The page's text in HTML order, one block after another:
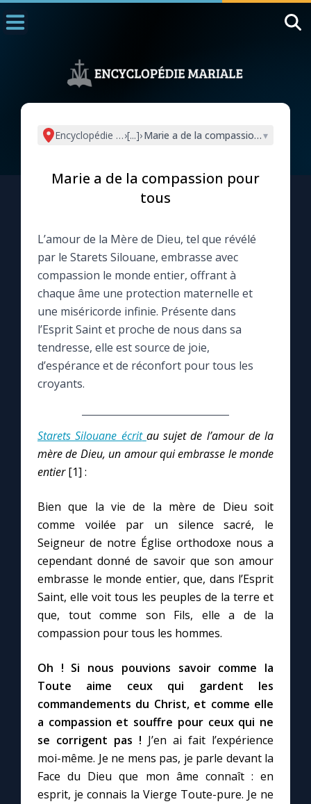
L'actualité de la semaine
La newsletter
La vidéo de la semaine
Le compte Tiktok
Le magazine
Questions-réponses
Prier au quotidien
Avec Thérèse de Lisieux
L'Évangile chaque jour
Les premiers samedis du mois
Marie qui défait les nœuds
Me consacrer à Jésus par Marie
Mes intentions de prière
Une Minute avec Marie
Encyclopédie mariale
›[...]›Marie a de la compassion pour tous
▾
Marie a de la compassion pour
tous
L’amour de la Mère de Dieu, tel que révélé
par le Starets Silouane, embrasse avec
compassion le monde entier, offrant à
chaque âme une protection maternelle et
une miséricorde infinie. Présente dans
l’Esprit Saint et proche de nous dans sa
tendresse, elle est source de joie,
d’espérance et de réconfort pour tous les
croyants.
Starets Silouane écrit au sujet de l’amour de la
mère de Dieu, un amour qui embrasse le monde
entier[1] :
Bien que la vie de la mère de Dieu soit
comme voilée par un silence sacré, le
Seigneur de notre Église orthodoxe nous a
cependant donné de savoir que son amour
embrasse le monde entier, que, dans l’Esprit
Saint, elle voit tous les peuples de la terre et
que, tout comme son Fils, elle a de la
compassion pour tous les hommes.
Oh ! Si nous pouvions savoir comme la
Toute aime ceux qui gardent les
commandements du Christ, et comme elle
a compassion et souffre pour ceux qui ne
se corrigent pas ! J’en ai fait l’expérience
moi-même. Je ne mens pas, je parle devant la
Face du Dieu que mon âme connaît : en
esprit, je connais la Vierge Toute-pure. Je ne